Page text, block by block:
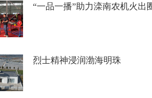
“一品一播”助力滦南农机火出
烈士精神浸润渤海明珠